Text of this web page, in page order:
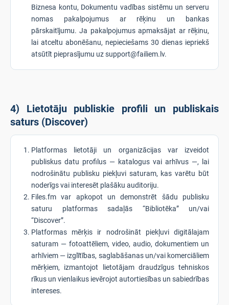
Biznesa kontu, Dokumentu vadības sistēmu un serveru
nomas pakalpojumus ar rēķinu un bankas
pārskaitījumu. Ja pakalpojumus apmaksājat ar rēķinu,
lai atceltu abonēšanu, nepieciešams 30 dienas iepriekš
atsūtīt pieprasījumu uz support@failiem.lv.
4) Lietotāju publiskie profili un publiskais
saturs (Discover)
Platformas lietotāji un organizācijas var izveidot
publiskus datu profilus — katalogus vai arhīvus —, lai
nodrošinātu publisku piekļuvi saturam, kas varētu būt
noderīgs vai interesēt plašāku auditoriju.
Files.fm var apkopot un demonstrēt šādu publisku
saturu platformas sadaļās “Bibliotēka” un/vai
“Discover”.
Platformas mērķis ir nodrošināt piekļuvi digitālajam
saturam — fotoattēliem, video, audio, dokumentiem un
arhīviem — izglītības, saglabāšanas un/vai komerciāliem
mērķiem, izmantojot lietotājam draudzīgus tehniskos
rīkus un vienlaikus ievērojot autortiesības un sabiedrības
intereses.